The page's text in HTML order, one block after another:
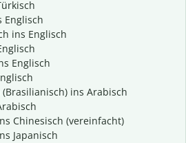
Englisch
ins Englisch
Englisch
ins Arabisch
Chinesisch (vereinfacht)
Japanisch